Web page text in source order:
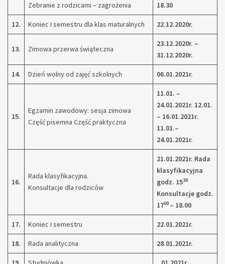
Zebranie z rodzicami – zagrożenia
18.30
12. Koniec I semestru dla klas maturalnych 22.12.2020r.
13. Zimowa przerwa świąteczna
23.12.2020r. –
31.12.2020r.
14. Dzień wolny od zajęć szkolnych 06.01.2021r.
15.
Egzamin zawodowy: sesja zimowa
Część pisemna Część praktyczna
11.01. –
24.01.2021r. 12.01.
– 16.01.2021r.
11.01.–
24.01.2021r.
16.
Rada klasyfikacyjna.
Konsultacje dla rodziców
21.01.2021r. Rada
klasyfikacyjna
godz. 1530
Konsultacje godz.
1700 – 18.00
17. Koniec I semestru 22.01.2021r.
18. Rada analityczna 28.01.2021r.